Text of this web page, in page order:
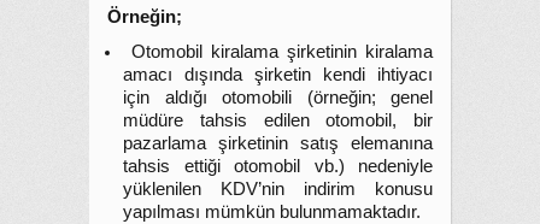
Örneğin;
Otomobil kiralama şirketinin kiralama
amacı dışında şirketin kendi ihtiyacı
için aldığı otomobili (örneğin; genel
müdüre tahsis edilen otomobil, bir
pazarlama şirketinin satış elemanına
tahsis ettiği otomobil vb.) nedeniyle
yüklenilen KDV’nin indirim konusu
yapılması mümkün bulunmamaktadır.